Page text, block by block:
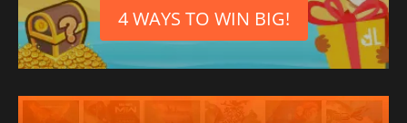
4 WAYS TO WIN BIG!